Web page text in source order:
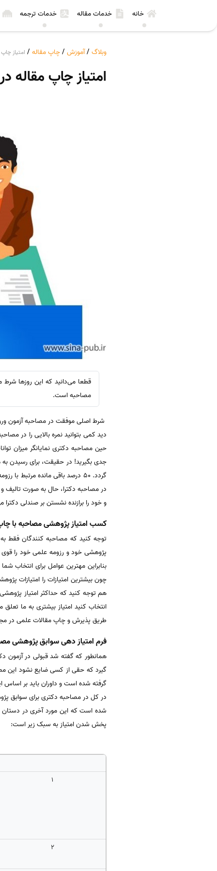
خانه خدمات مقاله خدمات ترجمه
وبلاگ /آموزش /چاپ مقاله / امتیاز
امتیاز چاپ مقاله
قطعا می‌دانید که این روزها
مصاحبه است.
شرط اصلی موفقت در مصاحبه آزمون
دید کمی بتوانید نمره بالایی را در
حین مصاحبه دکتری نمایانگر میزان
گردد. 50 درصد باقی مانده
در مصاحبه دکترا، حال به صورت
و خود را برازنده نشستن بر صندلی
کسب امتیاز پژوهشی مصاحبه با
توجه کنید که مصاحبه کنندگان فقط
پژوهشی خود و رزومه علمی خود را
بنابراین مهترین عوامل برای انتخاب
چون بیشترین امتیازات را امتیازات
انتخاب کنید امتیاز بیشتری به ما
طریق پذیرش و چاپ مقالات علمی در
فرم امتیاز دهی سوابق پژوهشی
همانطور که گفته شد قبولی در
گیرد که حقی از کسی ضایع نشود این
گرفته شده است و داوران باید بر
شده است که این مورد آخری در دستان
پخش شدن امتیاز به سبک زیر است:
1
2